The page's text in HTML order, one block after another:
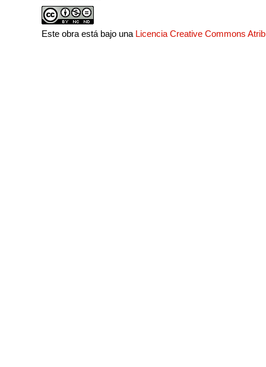
Este obra está bajo una Licencia Creative Commons